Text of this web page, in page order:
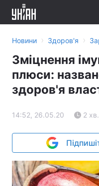
Новини › Здоров'я ›
Зміцнення
плюси:
здоров'я
14:52, 26.05.20 2 хв.